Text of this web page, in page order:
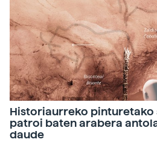
Historiaurreko pinturetako
patroi baten arabera
daude